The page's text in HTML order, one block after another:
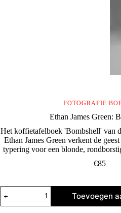
FOTOGRAFIE
Ethan James Green:
Het koffietafelboek 'Bombshell' van
Ethan James Green verkent de
typering voor een blonde,
€85
Ethan
James
Green:
Toevoegen